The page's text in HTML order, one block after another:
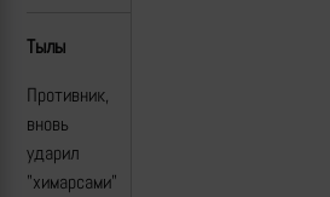
Тылы
Противник,
вновь
ударил
"химарсами"